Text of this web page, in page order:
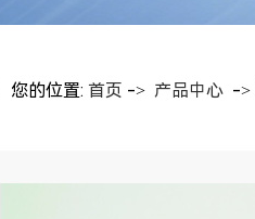
您的位置: 首页 -> 产品中心 ->